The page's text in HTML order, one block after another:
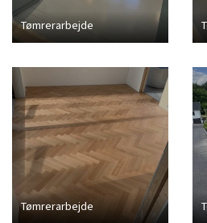
Tømrerarbejde
Tømrerarbejde